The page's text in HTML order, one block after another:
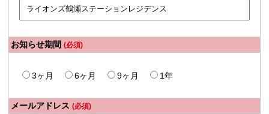
お知らせ期間 (必須)
3ヶ月 6ヶ月 9ヶ月 1年
メールアドレス (必須)